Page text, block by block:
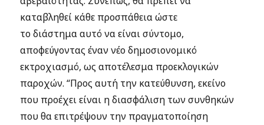
καταβληθεί κάθε προσπάθεια ώστε
το διάστημα αυτό να είναι σύντομο,
αποφεύγοντας έναν νέο δημοσιονομικό
εκτροχιασμό, ως αποτέλεσμα προεκλογικών
παροχών. “Προς αυτή την κατεύθυνση, εκείνο
που προέχει είναι η διασφάλιση των συνθηκών
που θα επιτρέψουν την πραγματοποίηση